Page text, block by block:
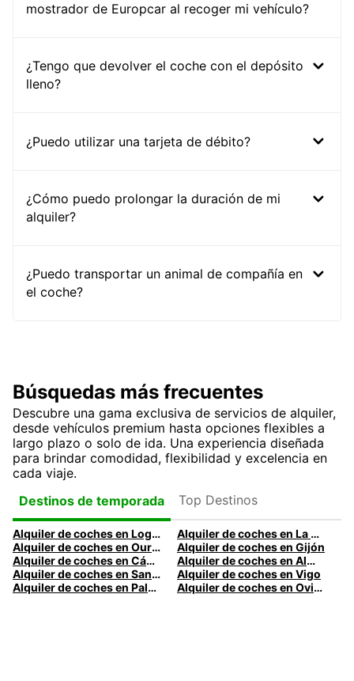
mostrador de Europcar al recoger mi vehículo?
¿Tengo que devolver el coche con el depósito
lleno?
¿Puedo utilizar una tarjeta de débito?
¿Cómo puedo prolongar la duración de mi
alquiler?
¿Puedo transportar un animal de compañía en
el coche?
Búsquedas más frecuentes
Descubre una gama exclusiva de servicios de alquiler,
desde vehículos premium hasta opciones flexibles a
largo plazo o solo de ida. Una experiencia diseñada
para brindar comodidad, flexibilidad y excelencia en
cada viaje.
Destinos de temporada
Top Destinos
Alquiler de coches en Logroño
Alquiler de coches en La Coruña
Alquiler de coches en Ourense
Alquiler de coches en Gijón
Alquiler de coches en Cádiz
Alquiler de coches en Almería
Alquiler de coches en Santander
Alquiler de coches en Vigo
Alquiler de coches en Palma
Alquiler de coches en Oviedo